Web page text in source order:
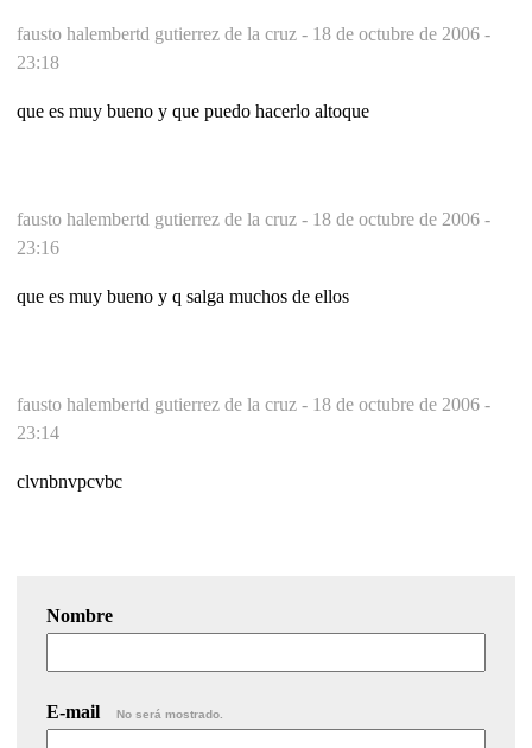
fausto halembertd gutierrez de la cruz - 18 de octubre de 2006 -
23:18
que es muy bueno y que puedo hacerlo altoque
fausto halembertd gutierrez de la cruz - 18 de octubre de 2006 -
23:16
que es muy bueno y q salga muchos de ellos
fausto halembertd gutierrez de la cruz - 18 de octubre de 2006 -
23:14
clvnbnvpcvbc
Nombre
E-mail No será mostrado.